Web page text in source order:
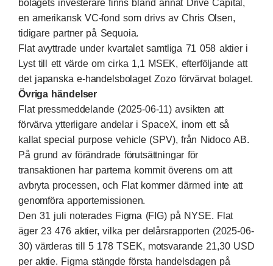
bolagets investerare finns bland annat Drive Capital,
en amerikansk VC-fond som drivs av Chris Olsen,
tidigare partner på Sequoia.
Flat avyttrade under kvartalet samtliga 71 058 aktier i
Lyst till ett värde om cirka 1,1 MSEK, efterföljande att
det japanska e-handelsbolaget Zozo förvärvat bolaget.
Övriga händelser
Flat pressmeddelande (2025-06-11) avsikten att
förvärva ytterligare andelar i SpaceX, inom ett så
kallat special purpose vehicle (SPV), från Nidoco AB.
På grund av förändrade förutsättningar för
transaktionen har parterna kommit överens om att
avbryta processen, och Flat kommer därmed inte att
genomföra apportemissionen.
Den 31 juli noterades Figma (FIG) på NYSE. Flat
äger 23 476 aktier, vilka per delårsrapporten (2025-06-
30) värderas till 5 178 TSEK, motsvarande 21,30 USD
per aktie. Figma stängde första handelsdagen på